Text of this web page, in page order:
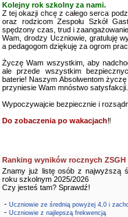
Kolejny rok szkolny za nami.
Z tej okazji chcę z całego serca
oraz rodzicom Zespołu Szkół
spędzony czas, trud i zaangażowanie.
Wam, drodzy Uczniowie, gratuluję
a pedagogom dziękuję za ogrom
Życzę Wam wszystkim, aby
ale przede wszystkim
baterie! Naszym Absolwentom
przyniesie Wam mnóstwo satysfakcji.
Wypoczywajcie bezpiecznie i
Do zobaczenia po wakacjach‼️
Ranking wyników rocznych ZSGH
Znamy już listę osób z najwyższą
roku szkolnym 2025/2026
Czy jesteś tam? Sprawdź!
- Uczniowie ze średnią powyżej 4,0 i
- Uczniowie z najlepszą frekwencją